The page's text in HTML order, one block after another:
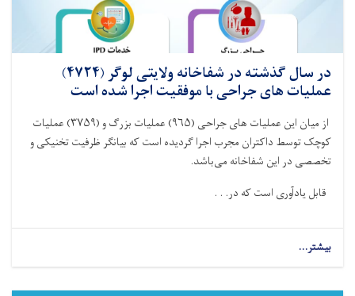
است
در سال گذشته در شفاخانه ولایتی لوگر (۴۷۲۴)
عملیات های جراحی با موفقیت اجرا شده است
از میان این عملیات های جراحی‌ (۹۶۵) عملیات بزرگ و (۳۷۵۹) عملیات
کوچک توسط داکتران مجرب اجرا گردیده است که بیانگر ظرفیت تخنیکی و
تخصصی در این شفاخانه می‌باشد.
قابل یادآوری است که در. . .
بیشتر...
در